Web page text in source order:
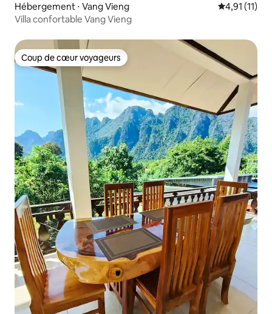
Hébergement ⋅ Vang Vieng Évaluation
4,91 (11)
Villa confortable Vang Vieng
Coup de cœur voyageurs
Coup de cœur voyageurs